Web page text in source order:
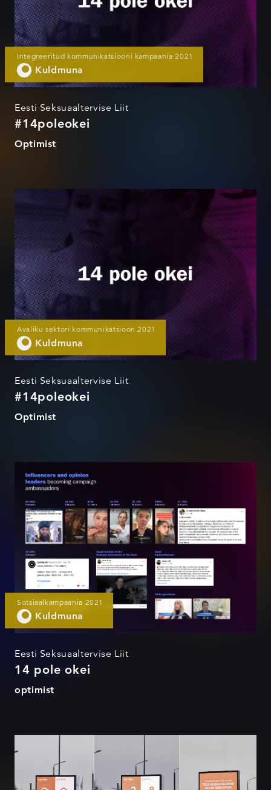
Integreeritud kommunikatsiooni kampaania 2021
Kuldmuna
Eesti Seksuaaltervise Liit
#14poleokei
Optimist
#14poleokei
Avaliku sektori kommunikatsioon 2021
Kuldmuna
Eesti Seksuaaltervise Liit
#14poleokei
Optimist
Sotsiaalkampaania 2021
Kuldmuna
Eesti Seksuaaltervise Liit
14 pole okei
optimist
Ilm 1970 vs täna